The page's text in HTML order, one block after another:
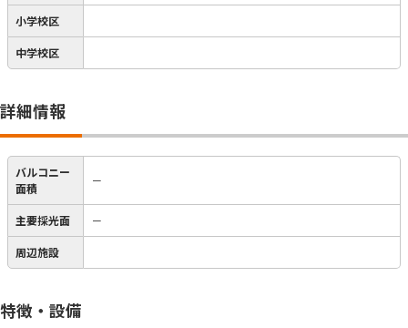
小学校区
中学校区
詳細情報
バルコニー
面積
－
主要採光面 －
周辺施設
特徴・設備